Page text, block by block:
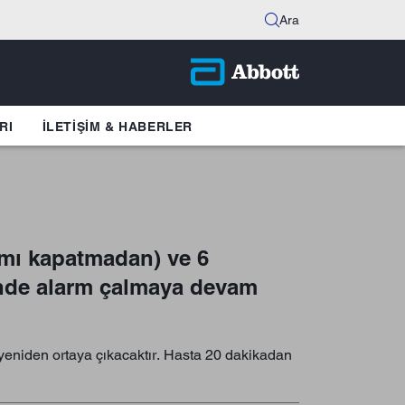
Ara
İLETIŞIM & HABERLER
kapatmadan) ve 6
alarm çalmaya devam
ortaya çıkacaktır. Hasta 20 dakikadan